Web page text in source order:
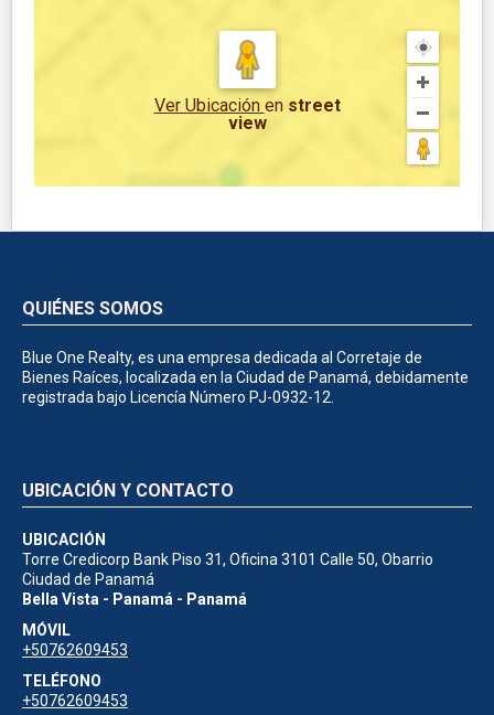
Ver Ubicación en street
view
QUIÉNES SOMOS
Blue One Realty, es una empresa dedicada al Corretaje de
Bienes Raíces, localizada en la Ciudad de Panamá, debidamente
registrada bajo Licencía Número PJ-0932-12.
UBICACIÓN Y CONTACTO
UBICACIÓN
Torre Credicorp Bank Piso 31, Oficina 3101 Calle 50, Obarrio
Ciudad de Panamá
Bella Vista - Panamá - Panamá
MÓVIL
+50762609453
TELÉFONO
+50762609453